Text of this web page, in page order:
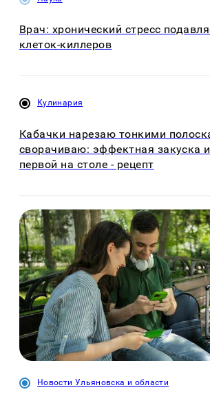
Врач: хронический стресс
клеток-киллеров
Кулинария
Кабачки нарезаю тонкими
сворачиваю: эффектная закуска
первой на столе - рецепт
Новости Ульяновска и области